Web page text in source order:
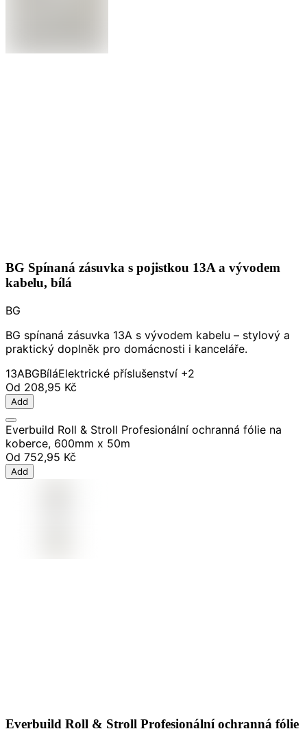
BG Spínaná zásuvka s pojistkou 13A a vývodem
kabelu, bílá
BG
BG spínaná zásuvka 13A s vývodem kabelu – stylový a
praktický doplněk pro domácnosti i kanceláře.
13ABGBíláElektrické příslušenství +2
Od 208,95 Kč
Add
Everbuild Roll & Stroll Profesionální ochranná fólie na
koberce, 600mm x 50m
Od 752,95 Kč
Add
Everbuild Roll & Stroll Profesionální ochranná fólie